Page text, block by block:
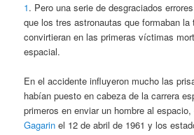
1. Pero una serie de desgraciados
que los tres astronautas que formaban la
convirtieran en las primeras víctimas
espacial.
En el accidente influyeron mucho las
habían puesto en cabeza de la carrera
primeros en enviar un hombre al
Gagarin el 12 de abril de 1961 y los